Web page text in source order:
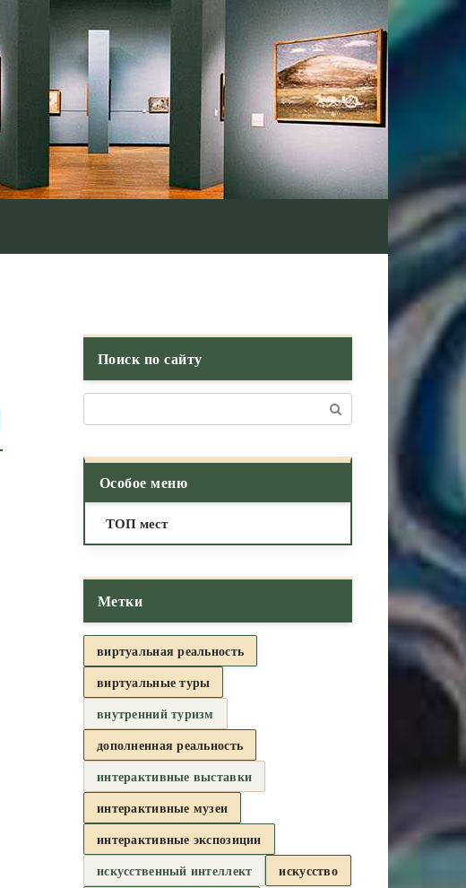
Поиск по сайту
Особое меню
ТОП мест
Метки
виртуальная реальность
виртуальные туры
внутренний туризм
дополненная реальность
интерактивные выставки
интерактивные музеи
интерактивные экспозиции
искусственный интеллект
искусство